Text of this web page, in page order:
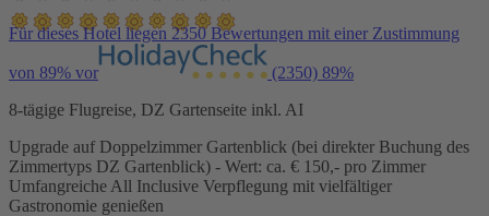
Für dieses Hotel liegen 2350 Bewertungen mit einer Zustimmung
von 89% vor (2350) 89%
8-tägige Flugreise, DZ Gartenseite inkl. AI
Upgrade auf Doppelzimmer Gartenblick (bei direkter Buchung des
Zimmertyps DZ Gartenblick) - Wert: ca. € 150,- pro Zimmer
Umfangreiche All Inclusive Verpflegung mit vielfältiger
Gastronomie genießen